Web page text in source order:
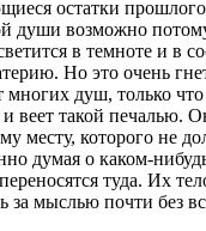
остатки
души возможно
в темноте и в
Но это очень
многих душ, только
и веет такой печалью.
месту, которого не
думая о каком-
туда. Их
за мыслью почти без